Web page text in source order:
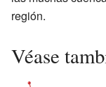
región.
Véase